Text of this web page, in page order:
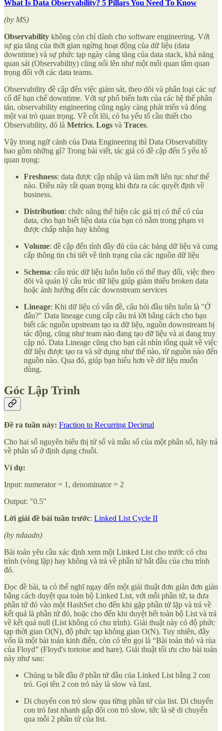
What Is Data Observability? 5 Pillars You Need To Know
(by MS)
Observability không còn chỉ dành cho software engineering. Với
sự gia tăng của thời gian ngừng hoạt động của dữ liệu (data
downtime) và sự phức tạp ngày càng tăng của data stack, khả năng
quan sát (Observability) cũng nổi lên như một mối quan tâm quan
trọng đối với các data teams.
Observability đề cập đến việc giám sát, theo dõi và phân loại các sự
cố để hạn chế downtime. Với sự phổ biến hơn của các hệ thế phân
tán, observability engineering cũng ngày càng phát triển và đóng
một vai trò quan trọng. Về cốt lõi, có ba yếu tố cần thiết cho
Observability, đó là Metrics, Logs và Traces.
Vậy trong ngữ cảnh của Data Engineering thì Data Observability
bao gồm những gì? Trong bài viết, tác giả có đề cập đến 5 yếu tố
quan trọng:
Freshness: data được cập nhập và làm mới liên tục như thế
nào. Điều này rất quan trọng khi đưa ra các quyết định về
business.
Distribution: chức năng thể hiện các giá trị có thể có của
data, cho bạn biết liệu data của bạn có nằm trong phạm vi
được chấp nhận hay không
Volume: đề cập đến tính đầy đủ của các bảng dữ liệu và cung
cấp thông tin chi tiết về tình trạng của các nguồn dữ liệu
Schema: cấu trúc dữ liệu luôn luôn có thể thay đổi, việc theo
dõi và quản lý cấu trúc dữ liệu giúp giảm thiểu broken data
hoặc ảnh hưởng đến các downstream services
Lineage: Khi dữ liệu có vấn đề, câu hỏi đầu tiên luôn là "Ở
đâu?" Data lineage cung cấp câu trả lời bằng cách cho bạn
biết các nguồn upstream tạo ra dữ liệu, nguồn downstream bị
tác động, cũng như team nào đang tạo dữ liệu và ai đang truy
cập nó. Data Lineage cũng cho bạn cái nhìn tổng quát về việc
dữ liệu được tạo ra và sử dụng như thế nào, từ nguồn nào đến
nguồn nào. Qua đó, giúp bạn hiểu hơn về dữ liệu muốn
dùng.
Góc Lập Trình
Đề ra tuần này: Fraction to Recurring Decimal
Cho hai số nguyên biểu thị tử số và mẫu số của một phân số, hãy trả
về phân số ở định dạng chuỗi.
Ví dụ:
Input: numerator = 1, denominator = 2
Output: "0.5"
Lời giải đề bài tuần trước: Linked List Cycle II
(by ndaadn)
Bài toán yêu cầu xác định xem một Linked List cho trước có chu
trình (vòng lặp) hay không và trả về phần tử bắt đầu của chu trình
đó.
Đọc đề bài, ta có thể nghĩ ngay đến một giải thuật đơn giản đơn giản
bằng cách duyệt qua toàn bộ Linked List, với mỗi phần tử, ta đưa
phần tử đó vào một HashSet cho đến khi gặp phần tử lặp và trả về
kết quả là phần tử đó, hoặc cho đến khi duyệt hết toàn bộ List và trả
về kết quả null (List không có chu trình). Giải thuật này có độ phức
tạp thời gian O(N), độ phức tạp không gian O(N). Tuy nhiên, đây
vốn là một bài toán kinh điển, còn có tên gọi là “Bài toán thỏ và rùa
của Floyd” (Floyd's tortoise and hare). Giải thuật tối ưu cho bài toán
này như sau:
Chúng ta bắt đầu ở phần tử đầu của Linked List bằng 2 con
trỏ. Gọi tên 2 con trỏ này là slow và fast.
Di chuyển con trỏ slow qua từng phần tử của list. Di chuyển
con trỏ fast nhanh gấp đôi con trỏ slow, tức là sẽ di chuyển
qua mỗi 2 phần tử của list.